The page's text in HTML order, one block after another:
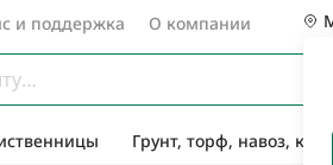
и поддержка О компании
Грунт, торф, навоз,